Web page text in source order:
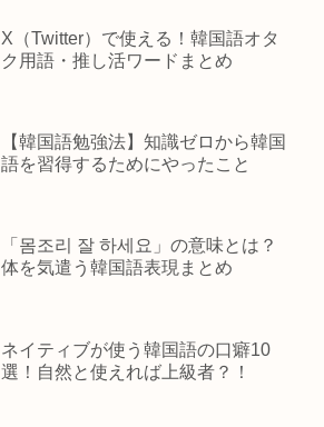
X（Twitter）で使える！韓国語オタ
ク用語・推し活ワードまとめ
【韓国語勉強法】知識ゼロから韓国
語を習得するためにやったこと
「몸조리 잘 하세요」の意味とは？
体を気遣う韓国語表現まとめ
ネイティブが使う韓国語の口癖10
選！自然と使えれば上級者？！